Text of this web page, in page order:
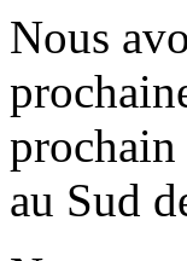
Nous
au Sud